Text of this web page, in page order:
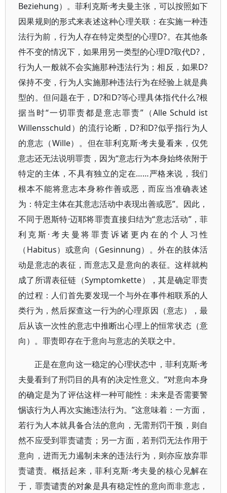
Beziehung）。菲利克斯·考夫曼主张，可以按照如下
因果规则的形式来表述这种心理关联：在实施一种违
法行为前，行为人存在特定类型的心理D?。在其他条
件不变的情况下，如果用另一类型的心理D?取代D?，
行为人一般就不会实施那种违法行为；相反，如果D?
保持不变，行为人实施那种违法行为在经验上就是典
型的。但问题在于，D?和D?等心理具体指代什么?根
据当时“一切罪责都是意志罪责”（Alle Schuld ist
Willensschuld）的流行论断，D?和D?似乎指行为人
的意志（Wille）。但在菲利克斯·考夫曼看来，仅凭
意志还无法说明罪责，因为“意志行为本身始终依附于
特定的主体，不具有独立的定在……严格来说，我们
根本不能将意志本身称作善或恶，而应当准确表述
为：特定主体在其意志活动中表现出善或恶”。因此，
不同于恩斯特·迈耶将罪责直接归结为“意志活动”，菲
利克斯·考夫曼将罪责诉诸更内在的个人习性
（Habitus）或意向（Gesinnung）。外在的肢体活
动是意志的表征，而意志又是意向的表征。这样就构
成了所谓表征链（Symptomkette），其是确定罪责
的过程：人们首先要发现一个与外在事件相联系的人
类行为，然后探查这一行为的心理原因（意志），最
后从该一次性的意志中推断出心理上的恒常状态（意
向）。罪责即存在于意向与意志的关联之中。
正是在意向这一稳定的心理状态中，菲利克斯·考
夫曼看到了刑罚目的具有的决定性意义。“对意向本身
的确定是为了评估这样一种可能性：未来是否需要警
惕该行为人再次实施违法行为。”这意味着：一方面，
若行为人本就具备合法的意向，无需刑罚干预，则自
然不应受到罪责谴责；另一方面，若刑罚无法作用于
意向，进而无力遏制未来的违法行为，则亦应放弃罪
责谴责。概括起来，菲利克斯·考夫曼的核心见解在
于，罪责谴责的对象是具有稳定性的意向而非意志，